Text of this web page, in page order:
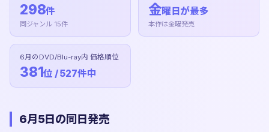
298件
同ジャンル 15件
金曜日が最多
本作は金曜発売
6月のDVD/Blu-ray内 価格順位
381位 / 527件中
6月5日の同日発売